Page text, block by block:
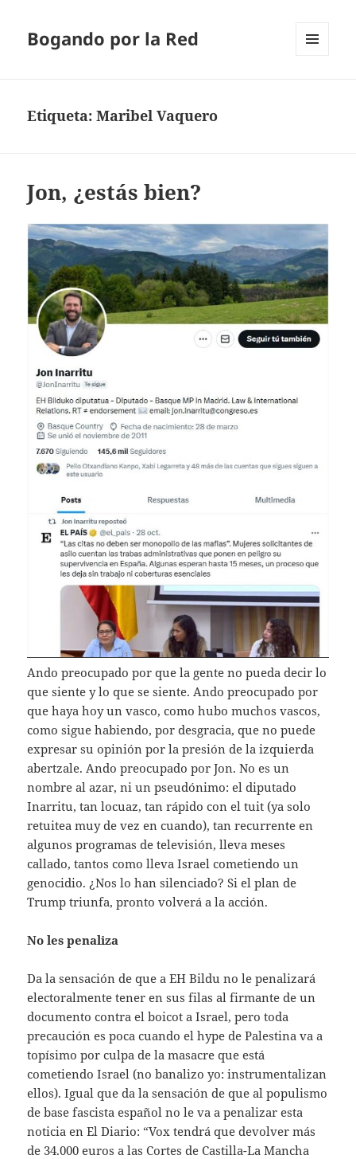
Bogando por la Red
Etiqueta:Maribel Vaquero
Jon, ¿estás bien?
Ando preocupado por que la gente no pueda decir lo
que siente y lo que se siente. Ando preocupado por
que haya hoy un vasco, como hubo muchos vascos,
como sigue habiendo, por desgracia, que no puede
expresar su opinión por la presión de la izquierda
abertzale. Ando preocupado por Jon. No es un
nombre al azar, ni un pseudónimo: el diputado
Inarritu, tan locuaz, tan rápido con el tuit (ya solo
retuitea muy de vez en cuando), tan recurrente en
algunos programas de televisión, lleva meses
callado, tantos como lleva Israel cometiendo un
genocidio. ¿Nos lo han silenciado? Si el plan de
Trump triunfa, pronto volverá a la acción.
No les penaliza
Da la sensación de que a EH Bildu no le penalizará
electoralmente tener en sus filas al firmante de un
documento contra el boicot a Israel, pero toda
precaución es poca cuando el hype de Palestina va a
topísimo por culpa de la masacre que está
cometiendo Israel (no banalizo yo: instrumentalizan
ellos). Igual que da la sensación de que al populismo
de base fascista español no le va a penalizar esta
noticia en El Diario: “Vox tendrá que devolver más
de 34.000 euros a las Cortes de Castilla-La Mancha